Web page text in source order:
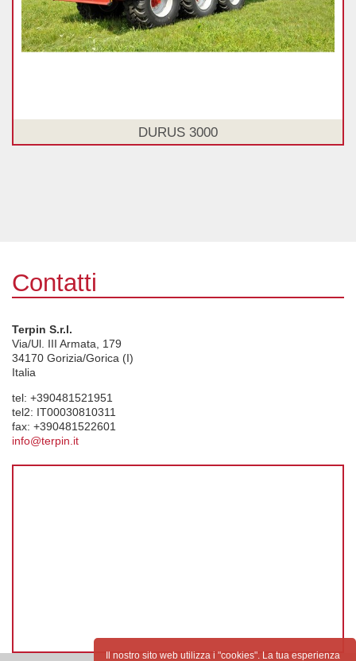
DURUS 3000
Contatti
Terpin S.r.l.
Via/Ul. III Armata, 179
34170 Gorizia/Gorica (I)
Italia
tel: +390481521951
tel2: IT00030810311
fax: +390481522601
info@terpin.it
Il nostro sito web utilizza i "cookies". La tua esperienza